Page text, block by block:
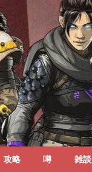
攻略 噂 雑談